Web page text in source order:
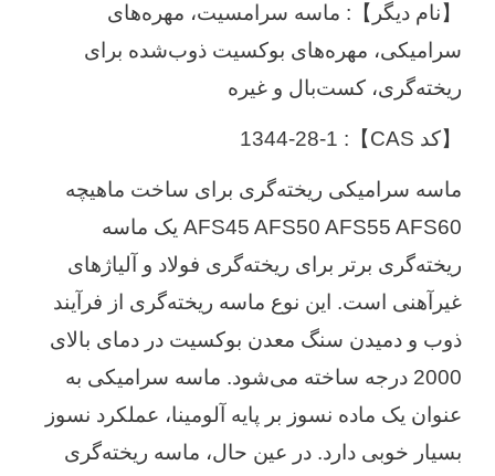
【نام دیگر】: ماسه سرامسیت، مهره‌های
سرامیکی، مهره‌های بوکسیت ذوب‌شده برای
ریخته‌گری، کست‌بال و غیره
【کد CAS】: 1344-28-1
ماسه سرامیکی ریخته‌گری برای ساخت ماهیچه
AFS45 AFS50 AFS55 AFS60 یک ماسه
ریخته‌گری برتر برای ریخته‌گری فولاد و آلیاژهای
غیرآهنی است. این نوع ماسه ریخته‌گری از فرآیند
ذوب و دمیدن سنگ معدن بوکسیت در دمای بالای
2000 درجه ساخته می‌شود. ماسه سرامیکی به
عنوان یک ماده نسوز بر پایه آلومینا، عملکرد نسوز
بسیار خوبی دارد. در عین حال، ماسه ریخته‌گری